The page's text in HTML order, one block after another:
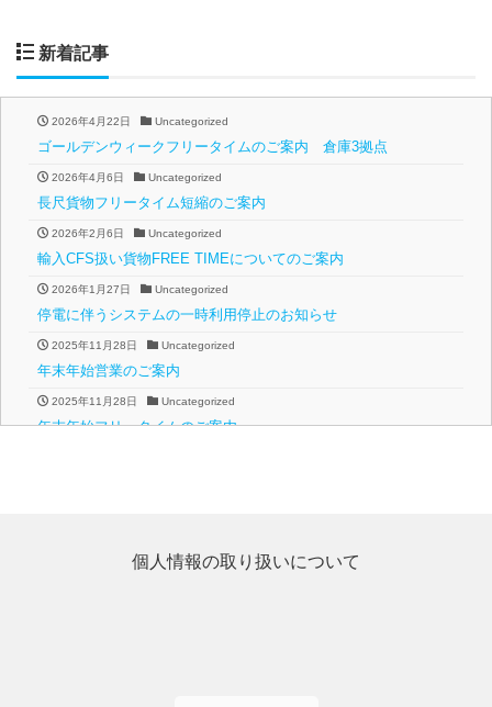
新着記事
2026年4月22日 Uncategorized
ゴールデンウィークフリータイムのご案内 倉庫3拠点
2026年4月6日 Uncategorized
長尺貨物フリータイム短縮のご案内
2026年2月6日 Uncategorized
輸入CFS扱い貨物FREE TIMEについてのご案内
2026年1月27日 Uncategorized
停電に伴うシステムの一時利用停止のお知らせ
2025年11月28日 Uncategorized
年末年始営業のご案内
2025年11月28日 Uncategorized
年末年始フリータイムのご案内
2024年11月15日 Uncategorized
個人情報の取り扱いについて